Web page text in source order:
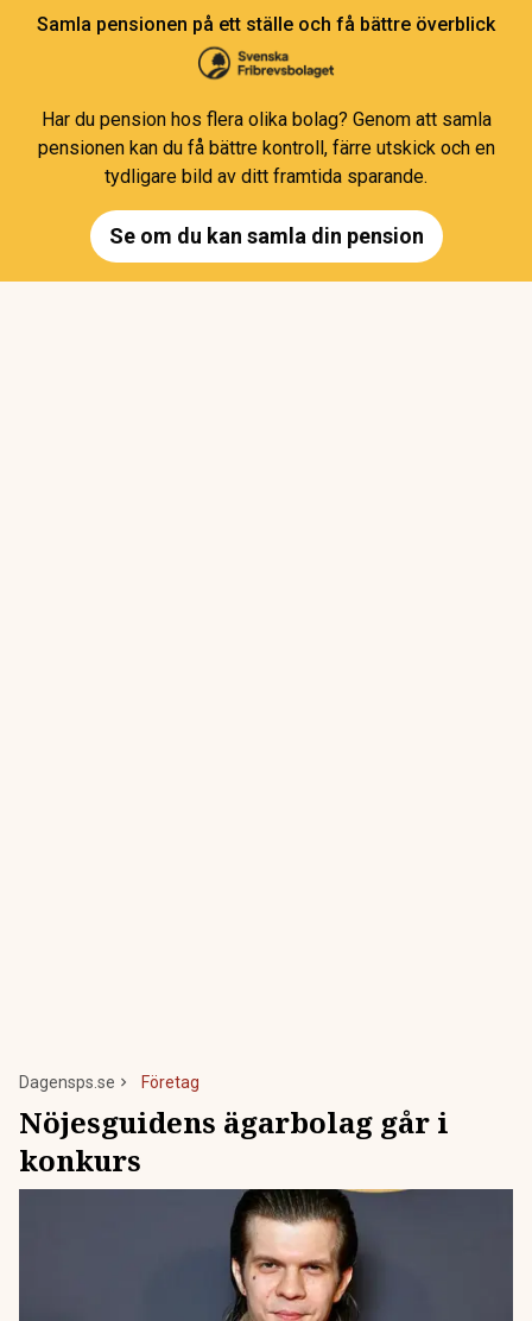
Samla pensionen på ett ställe och få bättre överblick
Har du pension hos flera olika bolag? Genom att samla
pensionen kan du få bättre kontroll, färre utskick och en
tydligare bild av ditt framtida sparande.
Se om du kan samla din pension
Dagensps.se Företag
Nöjesguidens ägarbolag går i
konkurs